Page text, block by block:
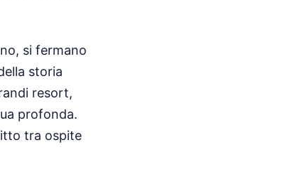
si fermano
storia
resort,
profonda.
tra ospite